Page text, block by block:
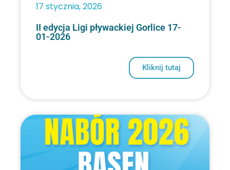
17 stycznia, 2026
II edycja Ligi pływackiej Gorlice 17-
01-2026
Kliknij tutaj